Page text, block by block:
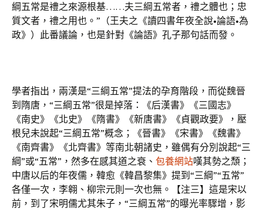
綱五常是禮之來源根基……夫三綱五常者，禮之體也；忠
質文者，禮之用也。”（王夫之《讀四書年夜全說•論語•為
政》）此番議論，也是針對《論語》孔子那句話而發。
學者指出，兩漢是“三綱五常”提法的孕育階段，而從魏晉
到隋唐，“三綱五常”很是掉落：《后漢書》《三國志》
《南史》《北史》《隋書》《新唐書》《貞觀政要》，壓
根兒未說起“三綱五常”概念；《晉書》《宋書》《魏書》
《南齊書》《北齊書》等南北朝諸史，雖偶有分別說起“三
綱”或“五常”，然多在感其道之衰、 包養網站嘆其勢之頹；
中唐以后的年夜儒，韓愈《韓昌黎集》提到“三綱”“五常”
各僅一次，李翱、柳宗元則一次也無。【注三】這是宋以
前，到了宋明儒尤其朱子，“三綱五常”的曝光率驟增，影